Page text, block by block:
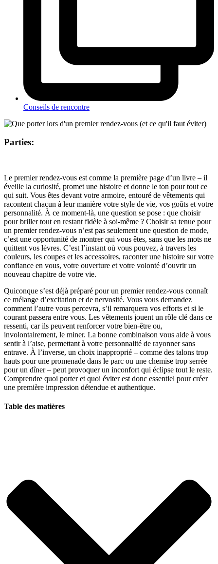
Conseils de rencontre
Parties:
Le premier rendez-vous est comme la première page d’un livre – il
éveille la curiosité, promet une histoire et donne le ton pour tout ce
qui suit. Vous êtes devant votre armoire, entouré de vêtements qui
racontent chacun à leur manière votre style de vie, vos goûts et votre
personnalité. À ce moment-là, une question se pose : que choisir
pour briller tout en restant fidèle à soi-même ? Choisir sa tenue pour
un premier rendez-vous n’est pas seulement une question de mode,
c’est une opportunité de montrer qui vous êtes, sans que les mots ne
quittent vos lèvres. C’est l’instant où vous pouvez, à travers les
couleurs, les coupes et les accessoires, raconter une histoire sur votre
confiance en vous, votre ouverture et votre volonté d’ouvrir un
nouveau chapitre de votre vie.
Quiconque s’est déjà préparé pour un premier rendez-vous connaît
ce mélange d’excitation et de nervosité. Vous vous demandez
comment l’autre vous percevra, s’il remarquera vos efforts et si le
courant passera entre vous. Les vêtements jouent un rôle clé dans ce
ressenti, car ils peuvent renforcer votre bien-être ou,
involontairement, le miner. La bonne combinaison vous aide à vous
sentir à l’aise, permettant à votre personnalité de rayonner sans
entrave. À l’inverse, un choix inapproprié – comme des talons trop
hauts pour une promenade dans le parc ou une chemise trop serrée
pour un dîner – peut provoquer un inconfort qui éclipse tout le reste.
Comprendre quoi porter et quoi éviter est donc essentiel pour créer
une première impression détendue et authentique.
Table des matières